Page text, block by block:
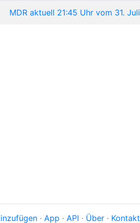
MDR aktuell 21:45 Uhr vom 31. Juli
· App · API · Über · Kontakt